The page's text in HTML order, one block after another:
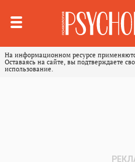
На информационном ресурсе
Оставаясь на сайте, вы подтверждаете
использование.